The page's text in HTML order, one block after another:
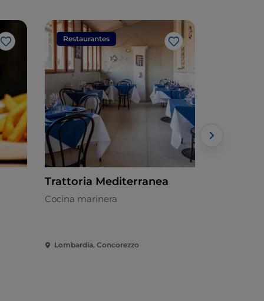
Me gusta
Restaurantes
Me gusta
Trattoria Mediterranea
Cocina marinera
Lombardia, Concorezzo